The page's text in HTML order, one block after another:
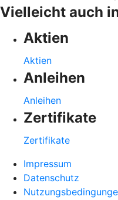
Vielleicht auch
Aktien
Aktien
Anleihen
Anleihen
Zertifikate
Zertifikate
Impressum
Datenschutz